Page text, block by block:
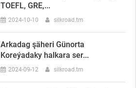
TOEFL, GRE,...
2024-10-10 silkroad.tm
Arkadag şäheri Günorta
Koreýadaky halkara ser...
2024-09-12 silkroad.tm